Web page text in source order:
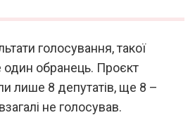
голосування, такої
обранець. Проєкт
лише 8 депутатів, ще 8 –
не голосував.